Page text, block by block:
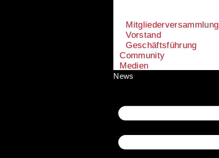
Mitgliederversammlung
Vorstand
Geschäftsführung
Community
Medien
News